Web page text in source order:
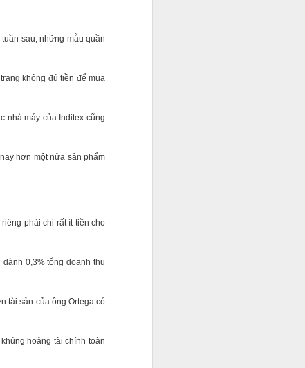
sau, những mẫu quần
không đủ tiền để mua
nhà máy của Inditex cũng
hơn một nửa sản phẩm
phải chi rất ít tiền cho
0,3% tổng doanh thu
tài sản của ông Ortega có
hoảng tài chính toàn
ai